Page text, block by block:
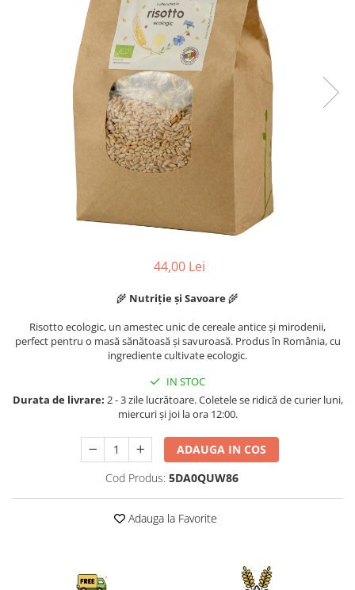
44,00 Lei
🌾 Nutriție și Savoare🌾
Risotto ecologic, un amestec unic de cereale antice și mirodenii,
perfect pentru o masă sănătoasă și savuroasă. Produs în România, cu
ingrediente cultivate ecologic.
IN STOC
Durata de livrare: 2 - 3 zile lucrătoare. Coletele se ridică de curier luni,
miercuri și joi la ora 12:00.
ADAUGA IN COS
Cod Produs: 5DA0QUW86
Adauga la Favorite